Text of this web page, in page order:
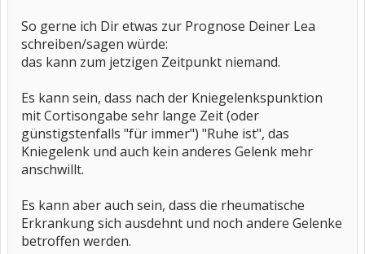
So gerne ich Dir etwas zur Prognose Deiner Lea
schreiben/sagen würde:
das kann zum jetzigen Zeitpunkt niemand.
Es kann sein, dass nach der Kniegelenkspunktion
mit Cortisongabe sehr lange Zeit (oder
günstigstenfalls "für immer") "Ruhe ist", das
Kniegelenk und auch kein anderes Gelenk mehr
anschwillt.
Es kann aber auch sein, dass die rheumatische
Erkrankung sich ausdehnt und noch andere Gelenke
betroffen werden.